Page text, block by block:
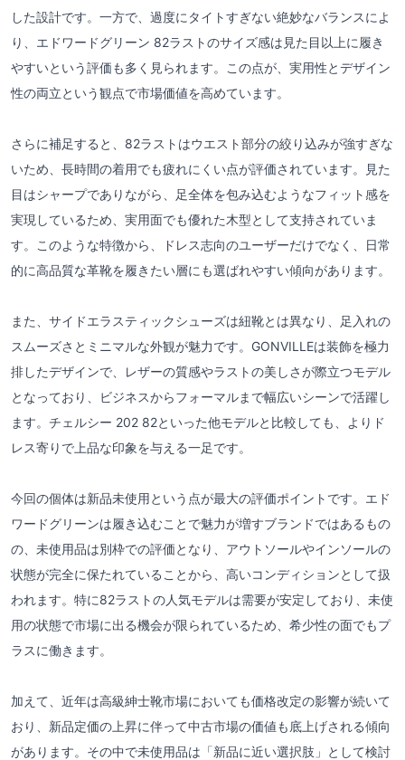
した設計です。一方で、過度にタイトすぎない絶妙なバランスによ
り、エドワードグリーン 82ラストのサイズ感は見た目以上に履き
やすいという評価も多く見られます。この点が、実用性とデザイン
性の両立という観点で市場価値を高めています。
さらに補足すると、82ラストはウエスト部分の絞り込みが強すぎな
いため、長時間の着用でも疲れにくい点が評価されています。見た
目はシャープでありながら、足全体を包み込むようなフィット感を
実現しているため、実用面でも優れた木型として支持されていま
す。このような特徴から、ドレス志向のユーザーだけでなく、日常
的に高品質な革靴を履きたい層にも選ばれやすい傾向があります。
また、サイドエラスティックシューズは紐靴とは異なり、足入れの
スムーズさとミニマルな外観が魅力です。GONVILLEは装飾を極力
排したデザインで、レザーの質感やラストの美しさが際立つモデル
となっており、ビジネスからフォーマルまで幅広いシーンで活躍し
ます。チェルシー 202 82といった他モデルと比較しても、よりド
レス寄りで上品な印象を与える一足です。
今回の個体は新品未使用という点が最大の評価ポイントです。エド
ワードグリーンは履き込むことで魅力が増すブランドではあるもの
の、未使用品は別枠での評価となり、アウトソールやインソールの
状態が完全に保たれていることから、高いコンディションとして扱
われます。特に82ラストの人気モデルは需要が安定しており、未使
用の状態で市場に出る機会が限られているため、希少性の面でもプ
ラスに働きます。
加えて、近年は高級紳士靴市場においても価格改定の影響が続いて
おり、新品定価の上昇に伴って中古市場の価値も底上げされる傾向
があります。その中で未使用品は「新品に近い選択肢」として検討